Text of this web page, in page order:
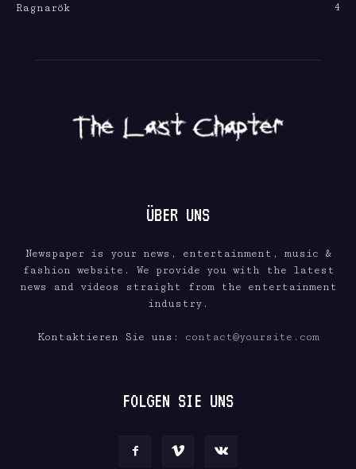
Ragnarök
4
ÜBER UNS
Newspaper is your news, entertainment, music &
fashion website. We provide you with the latest
news and videos straight from the entertainment
industry.
Kontaktieren Sie uns: contact@yoursite.com
FOLGEN SIE UNS